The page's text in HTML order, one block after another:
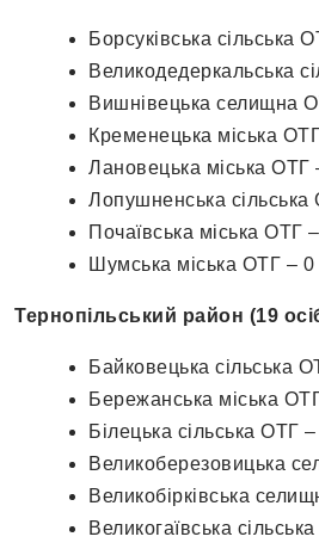
Борсуківська сільська
Великодедеркальська
Вишнівецька селищна
Кременецька міська
Лановецька міська ОТГ
Лопушненська сільська
Почаївська міська ОТГ
Шумська міська ОТГ – 0
Тернопільський район (19
Байковецька сільська
Бережанська міська
Білецька сільська ОТГ
Великоберезовицька
Великобірківська
Великогаївська